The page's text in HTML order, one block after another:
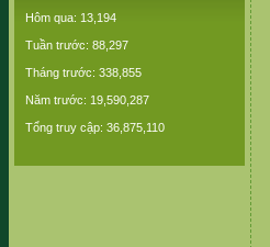
Hôm qua: 13,194
Tuần trước: 88,297
Tháng trước: 338,855
Năm trước: 19,590,287
Tổng truy cập: 36,875,110